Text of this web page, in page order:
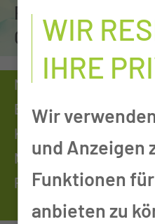
Plastische &
Chirurgie
Medizinische
Einrichtungen von A-Z
Kliniken, Departments
Mund-, Kiefer-,
Plastische Chirurgie
Sprechstunde
WIR
IHRE
Wir
und Anzeigen
Funktionen
anbieten zu